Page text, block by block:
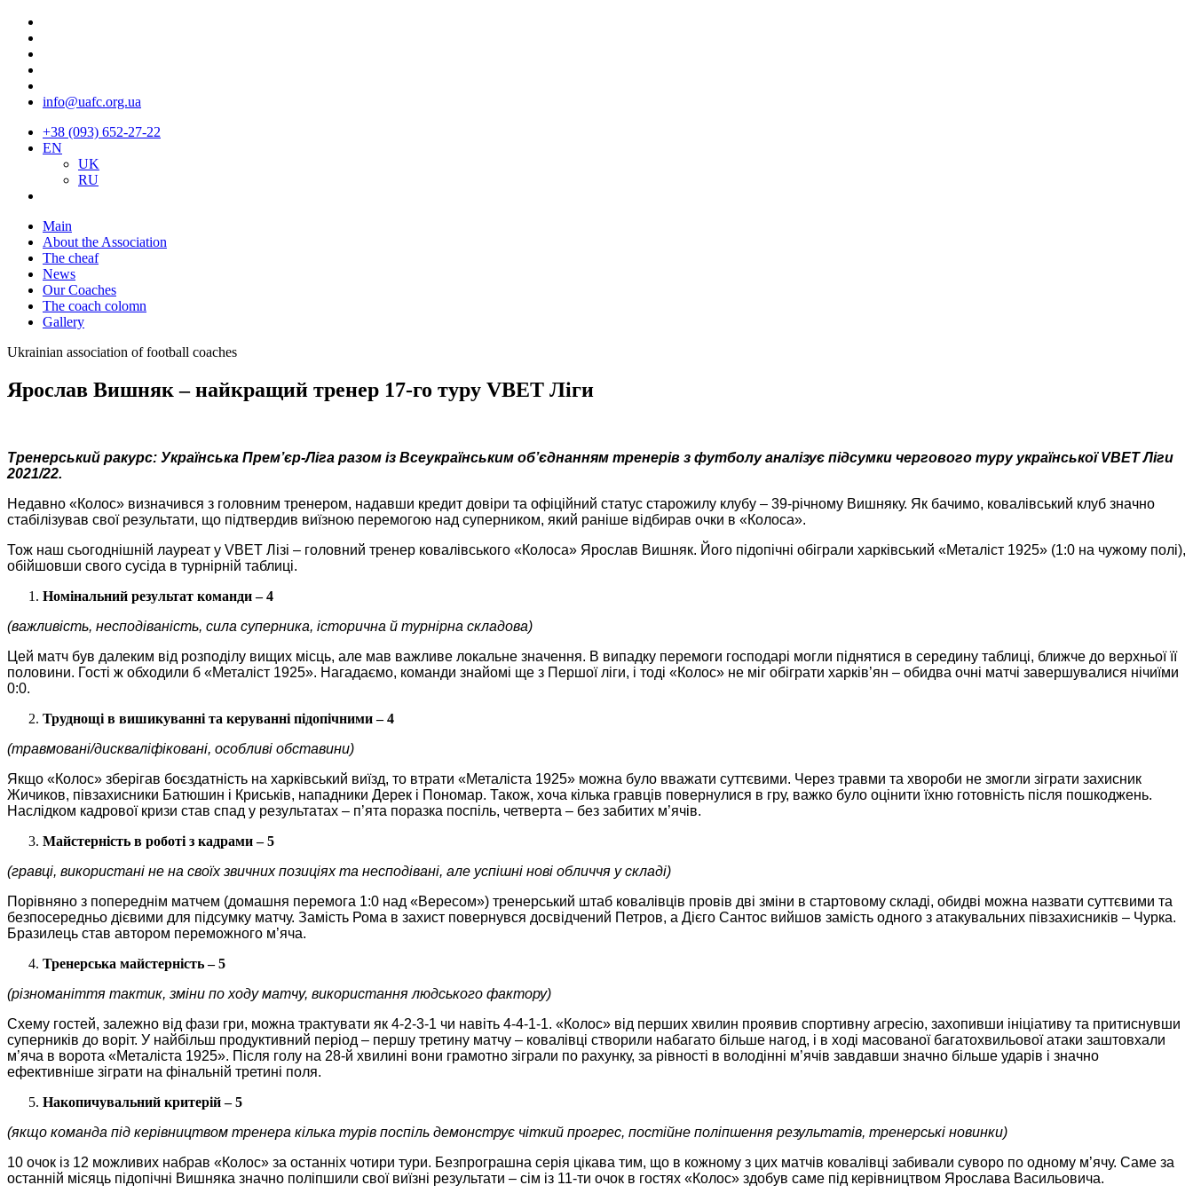
info@uafc.org.ua
+38 (093) 652-27-22
EN
UK
RU
Main
About the Association
The cheaf
News
Our Coaches
The coach colomn
Gallery
Ukrainian association of football coaches
Ярослав Вишняк – найкращий тренер 17-го туру VBET Ліги
Тренерський ракурс: Українська Прем’єр-Ліга разом із Всеукраїнським об’єднанням тренерів з футболу аналізує підсумки чергового туру української VBET Ліги
2021/22.
Недавно «Колос» визначився з головним тренером, надавши кредит довіри та офіційний статус старожилу клубу – 39-річному Вишняку. Як бачимо, ковалівський клуб значно
стабілізував свої результати, що підтвердив виїзною перемогою над суперником, який раніше відбирав очки в «Колоса».
Тож наш сьогоднішній лауреат у VBET Лізі – головний тренер ковалівського «Колоса» Ярослав Вишняк. Його підопічні обіграли харківський «Металіст 1925» (1:0 на чужому полі),
обійшовши свого сусіда в турнірній таблиці.
Номінальний результат команди – 4
(важливість, несподіваність, сила суперника, історична й турнірна складова)
Цей матч був далеким від розподілу вищих місць, але мав важливе локальне значення. В випадку перемоги господарі могли піднятися в середину таблиці, ближче до верхньої її
половини. Гості ж обходили б «Металіст 1925». Нагадаємо, команди знайомі ще з Першої ліги, і тоді «Колос» не міг обіграти харків’ян – обидва очні матчі завершувалися нічиїми
0:0.
Труднощі в вишикуванні та керуванні підопічними – 4
(травмовані/дискваліфіковані, особливі обставини)
Якщо «Колос» зберігав боєздатність на харківський виїзд, то втрати «Металіста 1925» можна було вважати суттєвими. Через травми та хвороби не змогли зіграти захисник
Жичиков, півзахисники Батюшин і Криськів, нападники Дерек і Пономар. Також, хоча кілька гравців повернулися в гру, важко було оцінити їхню готовність після пошкоджень.
Наслідком кадрової кризи став спад у результатах – п’ята поразка поспіль, четверта – без забитих м’ячів.
Майстерність в роботі з кадрами – 5
(гравці, використані не на своїх звичних позиціях та несподівані, але успішні нові обличчя у складі)
Порівняно з попереднім матчем (домашня перемога 1:0 над «Вересом») тренерський штаб ковалівців провів дві зміни в стартовому складі, обидві можна назвати суттєвими та
безпосередньо дієвими для підсумку матчу. Замість Рома в захист повернувся досвідчений Петров, а Дієго Сантос вийшов замість одного з атакувальних півзахисників – Чурка.
Бразилець став автором переможного м’яча.
Тренерська майстерність – 5
(різноманіття тактик, зміни по ходу матчу, використання людського фактору)
Схему гостей, залежно від фази гри, можна трактувати як 4-2-3-1 чи навіть 4-4-1-1. «Колос» від перших хвилин проявив спортивну агресію, захопивши ініціативу та притиснувши
суперників до воріт. У найбільш продуктивний період – першу третину матчу – ковалівці створили набагато більше нагод, і в ході масованої багатохвильової атаки заштовхали
м’яча в ворота «Металіста 1925». Після голу на 28-й хвилині вони грамотно зіграли по рахунку, за рівності в володінні м’ячів завдавши значно більше ударів і значно
ефективніше зіграти на фінальній третині поля.
Накопичувальний критерій – 5
(якщо команда під керівництвом тренера кілька турів поспіль демонструє чіткий прогрес, постійне поліпшення результатів, тренерські новинки)
10 очок із 12 можливих набрав «Колос» за останніх чотири тури. Безпрограшна серія цікава тим, що в кожному з цих матчів ковалівці забивали суворо по одному м’ячу. Саме за
останній місяць підопічні Вишняка значно поліпшили свої виїзні результати – сім із 11-ти очок в гостях «Колос» здобув саме під керівництвом Ярослава Васильовича.